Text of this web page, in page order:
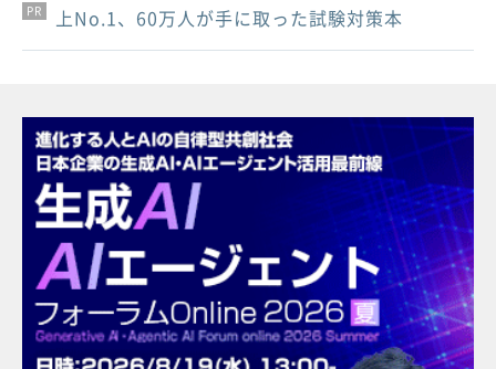
PR
PR
PR
上No.1、60万人が手に取った試験対策本